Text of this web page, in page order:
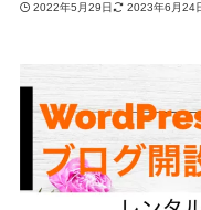
2022年5月29日 2023年6月24